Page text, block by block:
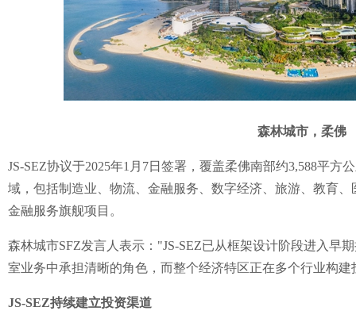
森林城市，柔佛
JS-SEZ协议于2025年1月7日签署，覆盖柔佛南部约3,588平方
域，包括制造业、物流、金融服务、数字经济、旅游、教育
金融服务旗舰项目。
森林城市SFZ发言人表示："JS-SEZ已从框架设计阶段进入早
室业务中承担清晰的角色，而整个经济特区正在多个行业构建
JS-SEZ持续建立投资渠道